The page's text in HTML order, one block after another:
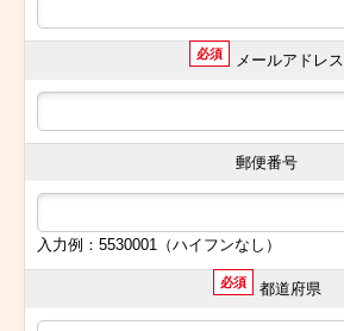
必須 メールアドレス
郵便番号
入力例：5530001（ハイフンなし）
必須 都道府県